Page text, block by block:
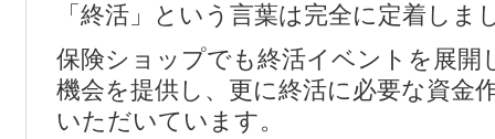
「終活」という言葉は完全に定着しま
保険ショップでも終活イベントを展開
機会を提供し、更に終活に必要な資金
いただいています。